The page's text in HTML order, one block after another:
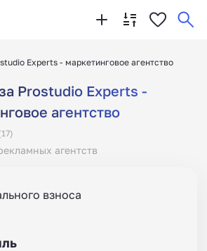
Experts - маркетинговое агентство
Prostudio Experts -
агентство
агентств
взноса